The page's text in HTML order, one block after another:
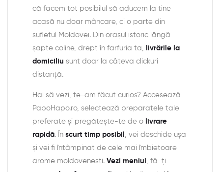
că facem tot posibilul să aducem la tine
acasă nu doar mâncare, ci o parte din
sufletul Moldovei. Din orașul istoric lângă
șapte coline, drept în farfuria ta,
livrările la
domiciliu sunt doar la câteva clickuri
distanță.
Hai să vezi, te-am făcut curios? Accesează
PapoHapo.ro, selectează preparatele tale
preferate și pregătește-te de o
livrare
rapidă. În scurt timp posibil , vei deschide ușa
și vei fi întâmpinat de cele mai îmbietoare
arome moldovenești. Vezi meniul , fă-ți